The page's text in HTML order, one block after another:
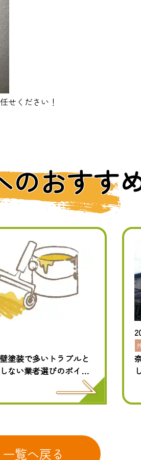
せください！
のおすす
塗装で多いトラブルと
ない業者選びのポイン
一覧へ戻る